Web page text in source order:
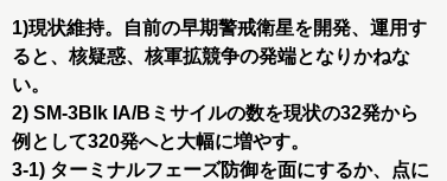
1)現状維持。自前の早期警戒衛星を開発、運用す
ると、核疑惑、核軍拡競争の発端となりかねな
い。
2) SM-3Blk IA/Bミサイルの数を現状の32発から
例として320発へと大幅に増やす。
3-1) ターミナルフェーズ防御を面にするか、点に